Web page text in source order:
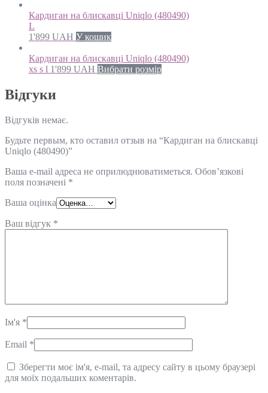
Кардиган на блискавці Uniqlo (480490)
L
1'899 UAH У кошик
Кардиган на блискавці Uniqlo (480490)
xs s l 1'899 UAH Вибрати розмір
Відгуки
Відгуків немає.
Будьте первым, кто оставил отзыв на “Кардиган на блискавці
Uniqlo (480490)”
Ваша e-mail адреса не оприлюднюватиметься. Обов’язкові
поля позначені *
Ваша оцінка
Ваш відгук *
Ім'я *
Email *
Зберегти моє ім'я, e-mail, та адресу сайту в цьому браузері
для моїх подальших коментарів.